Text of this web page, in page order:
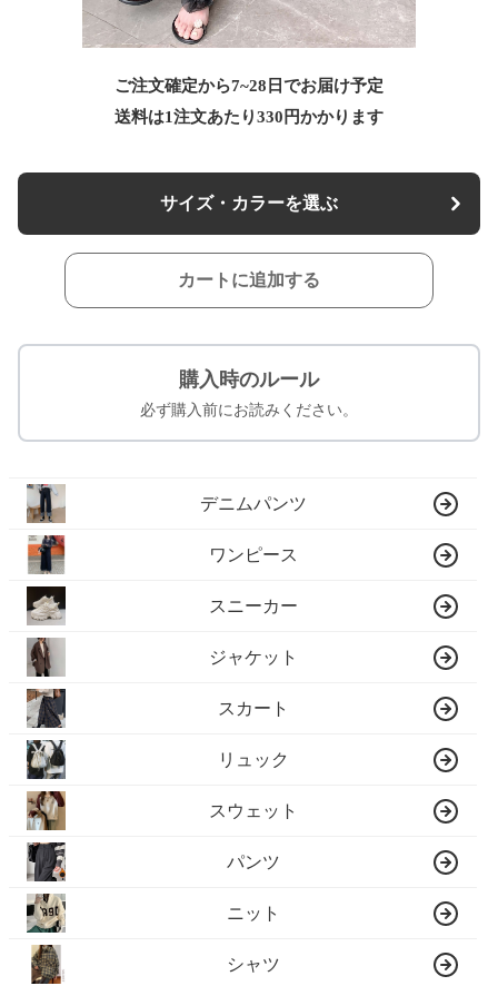
ご注文確定から7~28日でお届け予定
送料は1注文あたり330 円かかります
サイズ・カラーを選ぶ
カートに追加する
購入時のルール
必ず購入前にお読みください。
デニムパンツ
ワンピース
スニーカー
ジャケット
スカート
リュック
スウェット
パンツ
ニット
シャツ